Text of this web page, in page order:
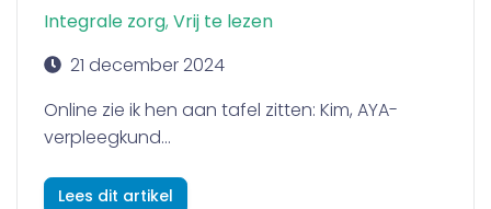
Integrale zorg, Vrij te lezen
21 december 2024
Online zie ik hen aan tafel zitten: Kim, AYA-
verpleegkund...
Lees dit artikel